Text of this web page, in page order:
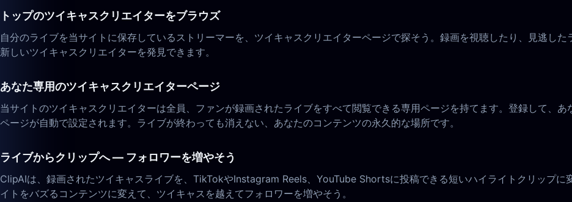
トップのツイキャスクリエイターをブラウズ
自分のライブを当サイトに保存しているストリーマーを、ツイキャスクリエイターページで探そう。録画を視聴したり、見逃し
新しいツイキャスクリエイターを発見できます。
あなた専用のツイキャスクリエイターページ
当サイトのツイキャスクリエイターは全員、ファンが録画されたライブをすべて閲覧できる専用ページを持てます。登録して、
ページが自動で設定されます。ライブが終わっても消えない、あなたのコンテンツの永久的な場所です。
ライブからクリップへ — フォロワーを増やそう
ClipAIは、録画されたツイキャスライブを、TikTokやInstagram Reels、YouTube Shortsに投稿できる短いハイライトクリップに
イトをバズるコンテンツに変えて、ツイキャスを越えてフォロワーを増やそう。